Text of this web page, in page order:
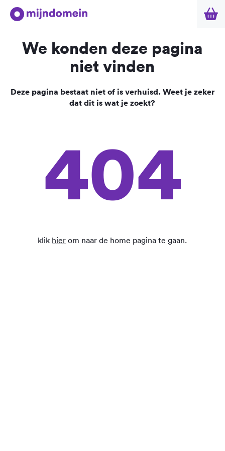
We konden deze pagina
niet vinden
Deze pagina bestaat niet of is verhuisd. Weet je zeker
dat dit is wat je zoekt?
404
klik hier om naar de home pagina te gaan.